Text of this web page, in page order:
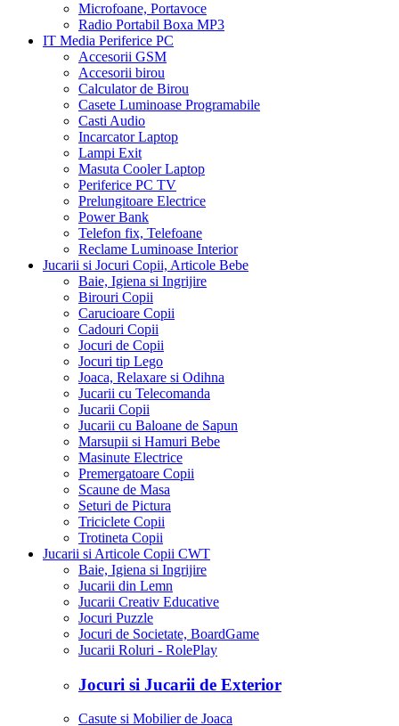
Masina Baloane de Sapun
Microfoane, Portavoce
Radio Portabil Boxa MP3
IT Media Periferice PC
Accesorii GSM
Accesorii birou
Calculator de Birou
Casete Luminoase Programabile
Casti Audio
Incarcator Laptop
Lampi Exit
Masuta Cooler Laptop
Periferice PC TV
Prelungitoare Electrice
Power Bank
Telefon fix, Telefoane
Reclame Luminoase Interior
Jucarii si Jocuri Copii, Articole Bebe
Baie, Igiena si Ingrijire
Birouri Copii
Carucioare Copii
Cadouri Copii
Jocuri de Copii
Jocuri tip Lego
Joaca, Relaxare si Odihna
Jucarii cu Telecomanda
Jucarii Copii
Jucarii cu Baloane de Sapun
Marsupii si Hamuri Bebe
Masinute Electrice
Premergatoare Copii
Scaune de Masa
Seturi de Pictura
Triciclete Copii
Trotineta Copii
Jucarii si Articole Copii CWT
Baie, Igiena si Ingrijire
Jucarii din Lemn
Jucarii Creativ Educative
Jocuri Puzzle
Jocuri de Societate, BoardGame